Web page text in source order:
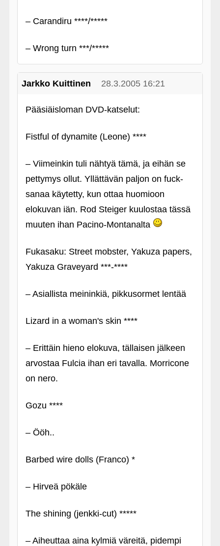
– Carandiru ****/*****
– Wrong turn ***/*****
Jarkko Kuittinen 28.3.2005 16:21
Pääsiäisloman DVD-katselut:
Fistful of dynamite (Leone) ****
– Viimeinkin tuli nähtyä tämä, ja eihän se
pettymys ollut. Yllättävän paljon on fuck-
sanaa käytetty, kun ottaa huomioon
elokuvan iän. Rod Steiger kuulostaa tässä
muuten ihan Pacino-Montanalta
Fukasaku: Street mobster, Yakuza papers,
Yakuza Graveyard ***-****
– Asiallista meininkiä, pikkusormet lentää
Lizard in a woman's skin ****
– Erittäin hieno elokuva, tällaisen jälkeen
arvostaa Fulcia ihan eri tavalla. Morricone
on nero.
Gozu ****
– Ööh..
Barbed wire dolls (Franco) *
– Hirveä pökäle
The shining (jenkki-cut) *****
– Aiheuttaa aina kylmiä väreitä, pidempi